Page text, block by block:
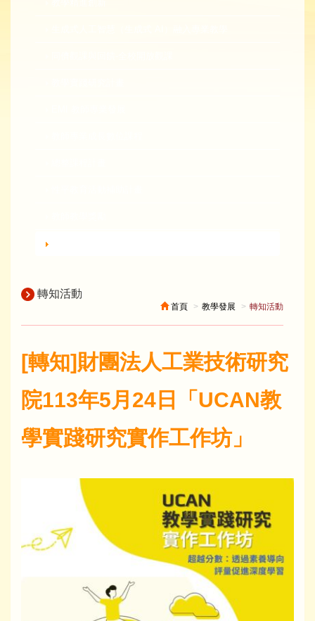
轉知活動
首頁 教學發展 轉知活動
[轉知]財團法人工業技術研究
院113年5月24日「UCAN教
學實踐研究實作工作坊」